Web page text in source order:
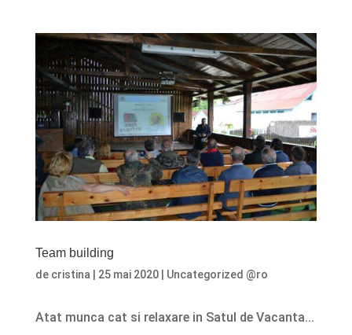
Team building
de cristina 25 mai 2020| Uncategorized @ro
Atat munca cat si relaxare in Satul de Vacanta...